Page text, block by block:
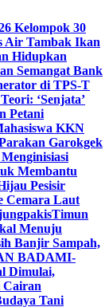
Kelompok 30
Air Tambak Ikan
Hidupkan
Semangat Bank
di TPS-T
‘Senjata’
Petani
KKN
Garokgek
Membantu
Pesisir
Cemara Laut
Timun
Menuju
Banjir Sampah,
BADAMI-
Dimulai,
Tani